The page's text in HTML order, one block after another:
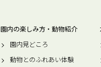
園内の楽しみ方・動物紹介
園内見どころ
動物とのふれあい体験